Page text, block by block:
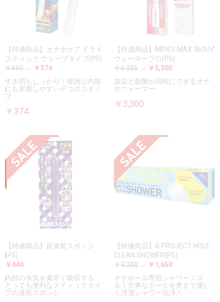
【特価商品】オナホケア ドライ
スティック ウェーブタイプ(P5)
￥660 → ￥374
すき間もしっかり！複雑な内部
にも密着しやすいデコボコタイ
プ
￥374
【特価商品】MEN'S MAX 360UV
ウォーマープロ(P5)
￥6,325 → ￥3,300
加温と殺菌が同時にできるオナ
ホウォーマー
￥3,300
【特価商品】超速乾スポンジ
(P5)
￥440
内部の水気を素早く吸収する、
とっても便利なスティックタイ
プの速乾スポンジ
【特価商品】G PROJECT HOLE
CLEAN SHOWER(P5)
￥3,202 → ￥1,650
オナホール専用シャワーノズ
ル！大事なホールを奥まで優し
く清潔シャワー洗浄！